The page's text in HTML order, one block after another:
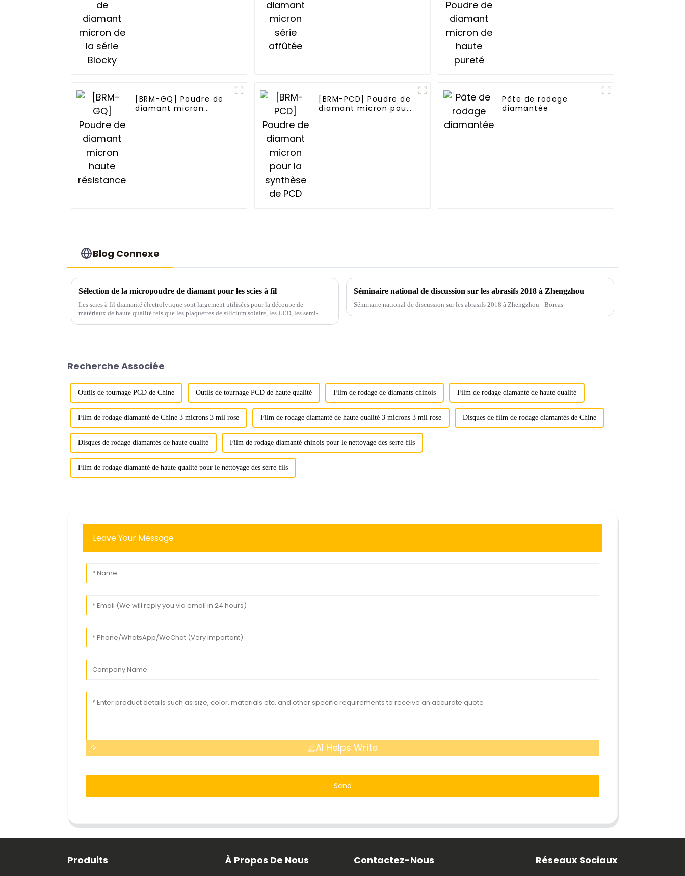
[BRM-GQ] Poudre de
diamant micron
[BRM-PCD] Poudre de
diamant micron pour
Pâte de rodage
diamantée
Blog Connexe
Sélection de la micropoudre de diamant pour les scies à fil
Les scies à fil diamanté électrolytique sont largement utilisées pour la découpe de
matériaux de haute qualité tels que les plaquettes de silicium solaire, les LED, les semi-
Séminaire national de discussion sur les abrasifs 2018 à Zhengzhou
Séminaire national de discussion sur les abrasifs 2018 à Zhengzhou - Boreas
Recherche Associée
Outils de tournage PCD de Chine Outils de tournage PCD de haute qualité Film de rodage de diamants chinois Film de rodage diamanté de haute qualité
Film de rodage diamanté de Chine 3 microns 3 mil rose Film de rodage diamanté de haute qualité 3 microns 3 mil rose Disques de film de rodage diamantés de Chine
Disques de rodage diamantés de haute qualité Film de rodage diamanté chinois pour le nettoyage des serre-fils
Film de rodage diamanté de haute qualité pour le nettoyage des serre-fils
Leave Your Message
AI Helps Write
Send
Produits À Propos De Nous Contactez-Nous Réseaux Sociaux